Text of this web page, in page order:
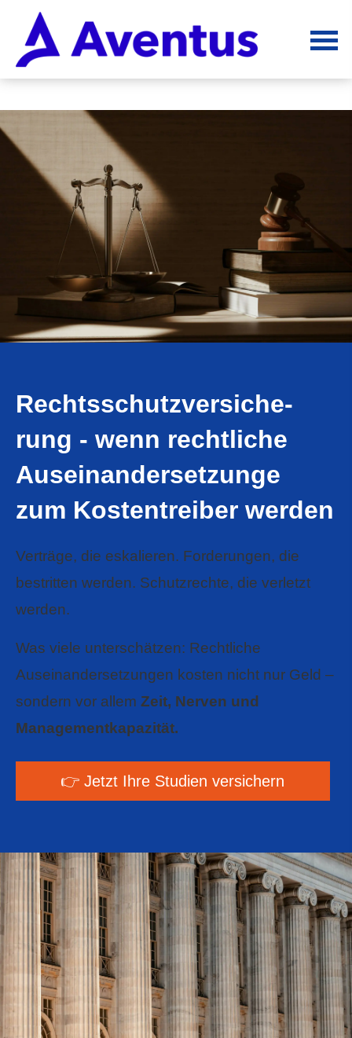
Rechts­schutz­ver­si­che­
rung - wenn rechtliche
Auseinandersetzunge
zum Kostentreiber werden
Verträge, die eskalieren. Forderungen, die
bestritten werden. Schutzrechte, die verletzt
werden.
Was viele unterschätzen: Rechtliche
Auseinandersetzungen kosten nicht nur Geld –
sondern vor allem Zeit, Nerven und
Managementkapazität.
👉 Jetzt Ihre Studien ver­sichern